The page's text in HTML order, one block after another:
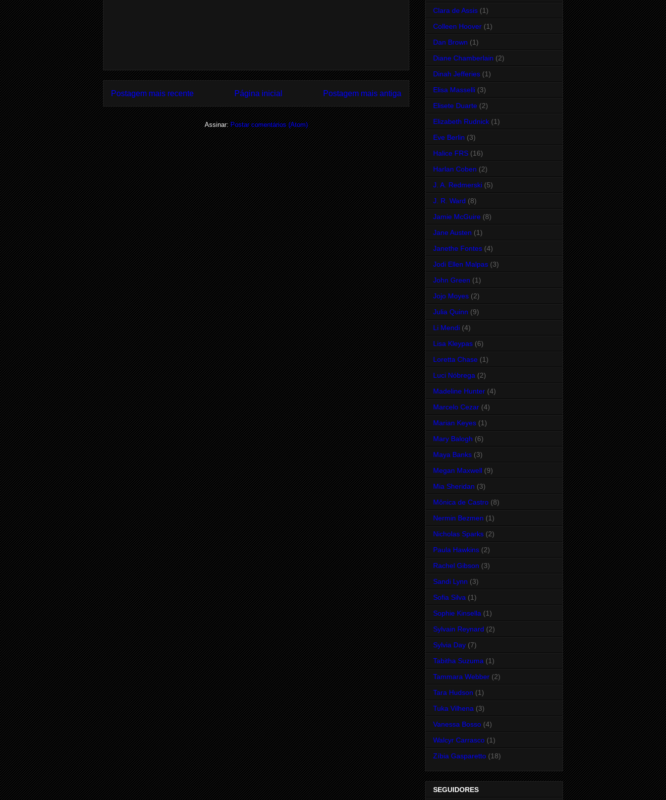
Postagem mais recente Postagem mais antiga
Página inicial
Assinar:Postar comentários (Atom)
Clara de Assis (1)
Colleen Hoover (1)
Dan Brown (1)
Diane Chamberlain (2)
Dinah Jefferies (1)
Elisa Masselli (3)
Elisete Duarte (2)
Elizabeth Rudnick (1)
Eve Berlin (3)
Halice FRS (16)
Harlan Coben (2)
J. A. Redmerski (5)
J. R. Ward (8)
Jamie McGuire (8)
Jane Austen (1)
Janethe Fontes (4)
Jodi Ellen Malpas (3)
John Green (1)
Jojo Moyes (2)
Julia Quinn (9)
Li Mendi (4)
Lisa Kleypas (6)
Loretta Chase (1)
Luci Nóbrega (2)
Madeline Hunter (4)
Marcelo Cezar (4)
Marian Keyes (1)
Mary Balogh (6)
Maya Banks (3)
Megan Maxwell (9)
Mia Sheridan (3)
Mônica de Castro (8)
Nermin Bezmen (1)
Nicholas Sparks (2)
Paula Hawkins (2)
Rachel Gibson (3)
Sandi Lynn (3)
Sofia Silva (1)
Sophie Kinsella (1)
Sylvain Reynard (2)
Sylvia Day (7)
Tabitha Suzuma (1)
Tammara Webber (2)
Tara Hudson (1)
Tuka Vilhena (3)
Vanessa Bosso (4)
Walcyr Carrasco (1)
Zíbia Gasparetto (18)
SEGUIDORES